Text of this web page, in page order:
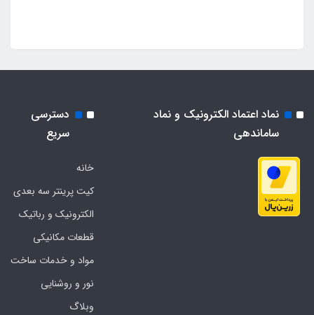
نماد اعتماد الکترونیک و نماد
ساماندهی
دسترسی
سریع
خانه
کیت پرینتر سه بعدی
الکترونیک و رباتیک
قطعات مکانیکی
مواد و خدمات ساخت
نور و روشنایی
وبلاگ